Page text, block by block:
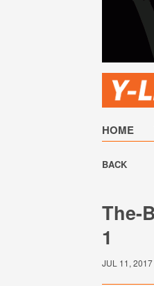
HOME
BACK
The-
1
JUL 11, 2017